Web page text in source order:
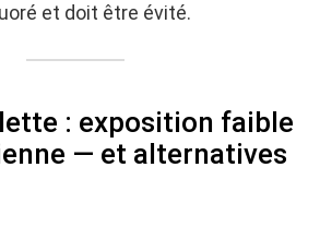
et doit être évité.
: exposition faible
— et alternatives